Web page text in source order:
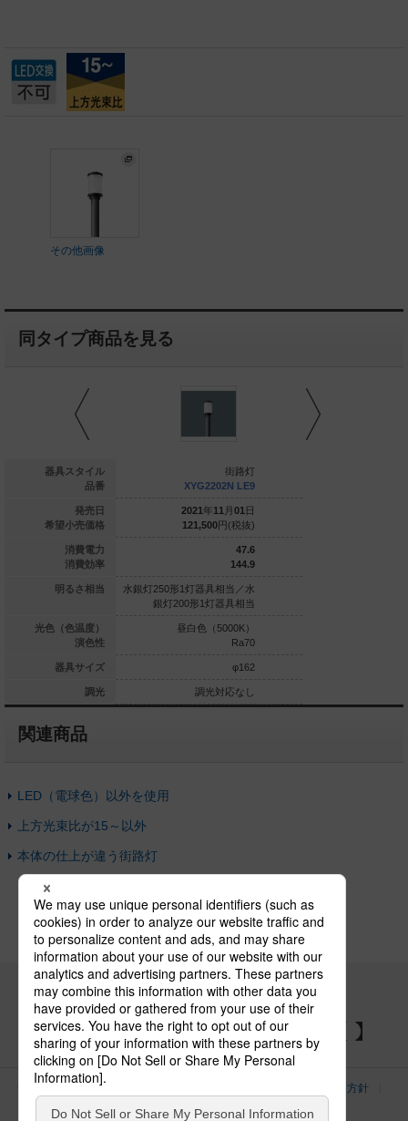
その他画像
同タイプ商品を見る
器具スタイル
品番
発売日
希望小売価格
消費電力
消費効率
明るさ相当
光色（色温度）
演色性
器具サイズ
調光
街路灯
円(税抜)
21
109.5
形1灯器具相当
色（3000K）
φ384
街路灯
XYG2202N LE9
2021年11 月 01 日
121,500円(税抜)
47.6
144.9
水銀灯250形1灯器具相当／水
銀灯200形1灯器具相当
昼白色（5000K）
Ra70
φ162
調光対応なし
関連商品
LED（電球色）以外を使用
上方光束比が15～以外
本体の仕上が違う街路灯
パナソニックの電気設備 SNSアカウント
サイトのご利用にあたって
個人情報保護方針
パナソニック ホールディングス